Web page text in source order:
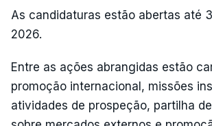
As candidaturas estão abertas até
2026.
Entre as ações abrangidas estão
promoção internacional, missões
atividades de prospeção, partilha